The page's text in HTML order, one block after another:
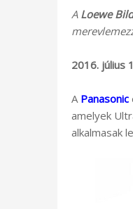
A Loewe
2016. július
A Panasonic
amelyek
alkalmasak